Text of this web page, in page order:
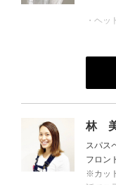
お店
声が癒
ヘッド
ださい
・ヘッ
一緒
アプリ
す◎
［勤務
◆勤務
～16：
林
スパス
フロン
※カッ